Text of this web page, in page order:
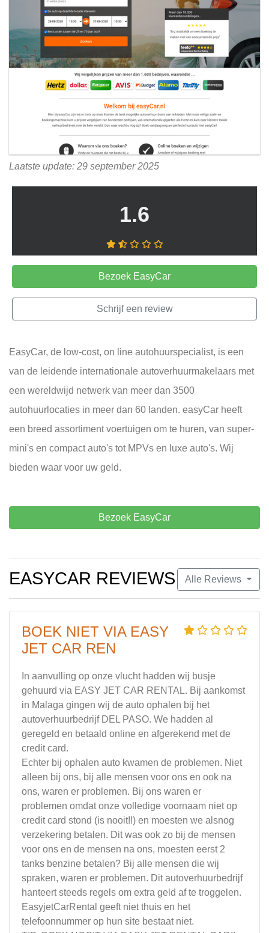
Laatste update: 29 september 2025
1.6
Bezoek EasyCar
Schrijf een review
EasyCar, de low-cost, on line autohuurspecialist, is een
van de leidende internationale autoverhuurmakelaars met
een wereldwijd netwerk van meer dan 3500
autohuurlocaties in meer dan 60 landen. easyCar heeft
een breed assortiment voertuigen om te huren, van super-
mini's en compact auto's tot MPVs en luxe auto's. Wij
bieden waar voor uw geld.
Bezoek EasyCar
Alle Reviews
EASYCAR REVIEWS
BOEK NIET VIA EASY
JET CAR REN
In aanvulling op onze vlucht hadden wij busje
gehuurd via EASY JET CAR RENTAL. Bij aankomst
in Malaga gingen wij de auto ophalen bij het
autoverhuurbedrijf DEL PASO. We hadden al
geregeld en betaald online en afgerekend met de
credit card.
Echter bij ophalen auto kwamen de problemen. Niet
alleen bij ons, bij alle mensen voor ons en ook na
ons, waren er problemen. Bij ons waren er
problemen omdat onze volledige voornaam niet op
credit card stond (is nooit!!) en moesten we alsnog
verzekering betalen. Dit was ook zo bij de mensen
voor ons en de mensen na ons, moesten eerst 2
tanks benzine betalen? Bij alle mensen die wij
spraken, waren er problemen. Dit autoverhuurbedrijf
hanteert steeds regels om extra geld af te troggelen.
EasyjetCarRental geeft niet thuis en het
telefoonnummer op hun site bestaat niet.